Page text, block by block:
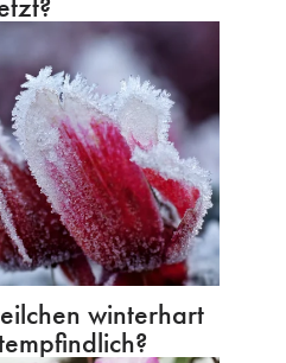
winterhart